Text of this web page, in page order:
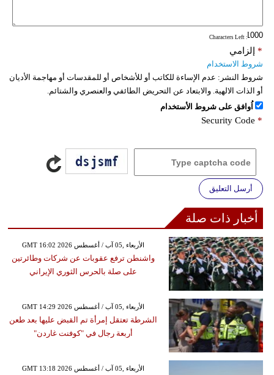
: Characters Left
إلزامي *
شروط الاستخدام
شروط النشر: عدم الإساءة للكاتب أو للأشخاص أو للمقدسات أو مهاجمة الأديان
أو الذات الالهية. والابتعاد عن التحريض الطائفي والعنصري والشتائم.
اُوافق على شروط الأستخدام
Security Code *
أرسل التعليق
أخبار ذات صلة
GMT 16:02 2026 الأربعاء ,05 آب / أغسطس
واشنطن ترفع عقوبات عن شركات وطائرتين
على صلة بالحرس الثوري الإيراني
GMT 14:29 2026 الأربعاء ,05 آب / أغسطس
الشرطة تعتقل إمرأة تم القبض عليها بعد طعن
أربعة رجال في "كوفنت غاردن"
GMT 13:18 2026 الأربعاء ,05 آب / أغسطس